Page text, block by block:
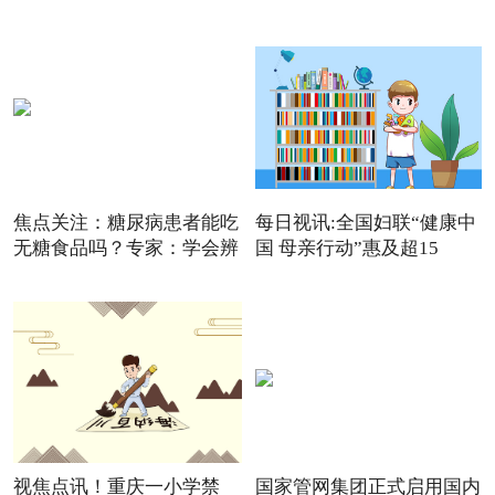
焦点关注：糖尿病患者能吃
无糖食品吗？专家：学会辨
每日视讯:全国妇联“健康中
国 母亲行动”惠及超15
视焦点讯！重庆一小学禁 国家管网集团正式启用国内